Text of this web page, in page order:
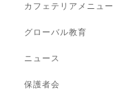
カフェテリアメニュー
グローバル教育
ニュース
保護者会